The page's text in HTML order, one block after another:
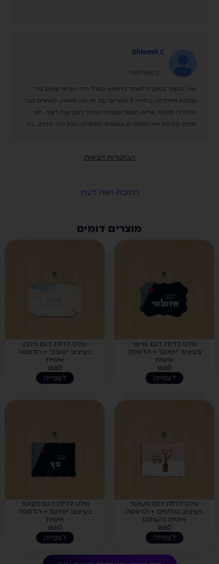
Shlomit C
1785795673
וואו! הגעתי במקרה לאתר בחיפוש בגוגל. היה מבחר עצום של
מתנות מיוחדות. בחרתי 3 מוצרים עם חריטה אישית. למחרת כבר
שלחו לי סקיצה ווידאו מספר פעמים שהכל לשביעות רצוני. תוך
יומיים קיבלתי את המוצרים עטופים ויפהפיים. הכל היה מדויק, נח
הביקורות הבאות
כתיבת חוות דעת
מוצרים דומים
שלט לדלת דגם פרפר
בעיצוב 'יומיום' + הדפסה
אישית
₪60
לצפייה
שלט לדלת דגם מלבן
בעיצוב 'שובב' + הדפסה
אישית
₪60
לצפייה
שלט לדלת דגם מעוטר
בעיצוב טוליפים + הדפסה
אישית (העתק)
₪60
לצפייה
שלט לדלת דגם מעוטר
בעיצוב 'יומיום' + הדפסה
אישית
₪60
לצפייה